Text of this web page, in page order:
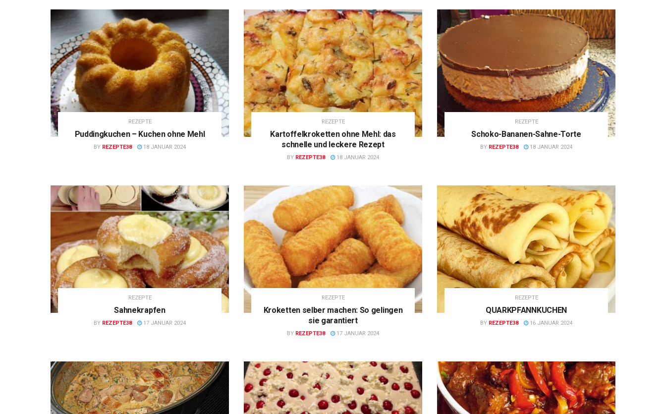
REZEPTE
Puddingkuchen – Kuchen ohne Mehl
BY REZEPTE38 18 JANUAR 2024
REZEPTE
Kartoffelkroketten ohne Mehl: das
schnelle und leckere Rezept
BY REZEPTE38 18 JANUAR 2024
REZEPTE
Schoko-Bananen-Sahne-Torte
BY REZEPTE38 18 JANUAR 2024
REZEPTE
Sahnekrapfen
BY REZEPTE38 17 JANUAR 2024
REZEPTE
Kroketten selber machen: So gelingen
sie garantiert
BY REZEPTE38 17 JANUAR 2024
REZEPTE
QUARKPFANNKUCHEN
BY REZEPTE38 16 JANUAR 2024